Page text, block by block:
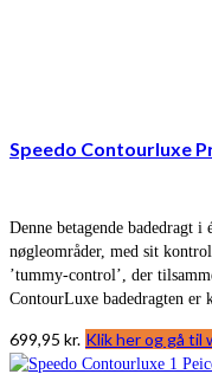
Speedo Contourluxe
Denne betagende badedragt
nøgleområder, med sit
’tummy-control’, der
ContourLuxe badedragten er
699,95 kr. Klik her og gå til